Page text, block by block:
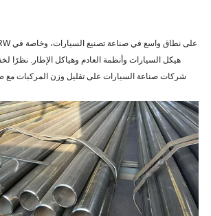
هيكل السيارات وأنظمة العادم وهياكل الإطار. نظرًا